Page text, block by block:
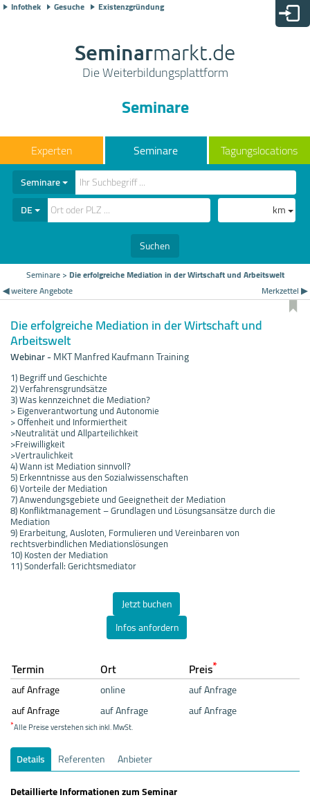
Infothek Gesuche Existenzgründung
Seminarmarkt.de
Die Weiterbildungsplattform
Seminare
Seminare Tagungslocations
Seminare
DE
km
Suchen
Seminare> Die erfolgreiche Mediation in der Wirtschaft und Arbeitswelt
◀ weitere Angebote
Merkzettel ▶
Die erfolgreiche Mediation in der Wirtschaft und
Arbeitswelt
Webinar-MKT Manfred Kaufmann Training
1) Begriff und Geschichte
2) Verfahrensgrundsätze
3) Was kennzeichnet die Mediation?
> Eigenverantwortung und Autonomie
> Offenheit und Informiertheit
>Neutralität und Allparteilichkeit
>Freiwilligkeit
>Vertraulichkeit
4) Wann ist Mediation sinnvoll?
5) Erkenntnisse aus den Sozialwissenschaften
6) Vorteile der Mediation
7) Anwendungsgebiete und Geeignetheit der Mediation
8) Konfliktmanagement – Grundlagen und Lösungsansätze durch die
Mediation
9) Erarbeitung, Ausloten, Formulieren und Vereinbaren von
rechtsverbindlichen Mediationslösungen
10) Kosten der Mediation
11) Sonderfall: Gerichtsmediator
Jetzt buchen
Infos anfordern
Termin Ort Preis*
auf Anfrage online
auf Anfrage
auf Anfrage
auf Anfrage auf Anfrage
*Alle Preise verstehen sich inkl. MwSt.
Details Referenten
Anbieter
Detaillierte Informationen zum Seminar